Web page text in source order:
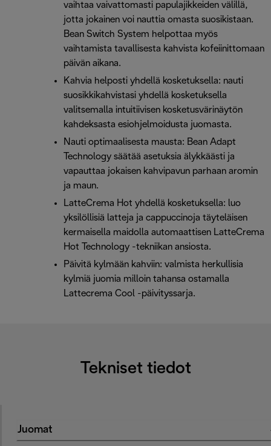
vaihtaa vaivattomasti papulajikkeiden välillä,
jotta jokainen voi nauttia omasta suosikistaan.
Bean Switch System helpottaa myös
vaihtamista tavallisesta kahvista kofeiinittomaan
päivän aikana.
Kahvia helposti yhdellä kosketuksella: nauti
suosikkikahvistasi yhdellä kosketuksella
valitsemalla intuitiivisen kosketusvärinäytön
kahdeksasta esiohjelmoidusta juomasta.
Nauti optimaalisesta mausta: Bean Adapt
Technology säätää asetuksia älykkäästi ja
vapauttaa jokaisen kahvipavun parhaan aromin
ja maun.
LatteCrema Hot yhdellä kosketuksella: luo
yksilöllisiä latteja ja cappuccinoja täyteläisen
kermaisella maidolla automaattisen LatteCrema
Hot Technology -tekniikan ansiosta.
Päivitä kylmään kahviin: valmista herkullisia
kylmiä juomia milloin tahansa ostamalla
Lattecrema Cool -päivityssarja.
Tekniset tiedot
Juomat